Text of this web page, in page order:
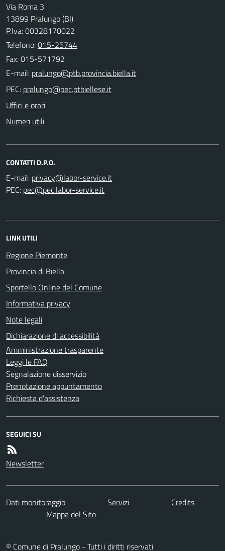
Via Roma 3
13899 Pralungo (BI)
P.Iva: 00328170022
Telefono:015-25744
Fax: 015-571792
E-mail:
PEC:
Uffici e orari
Numeri utili
CONTATTI D.P.O.
E-mail:
PEC:
LINK UTILI
Regione Piemonte
Provincia di Biella
Sportello Online del Comune
Informativa privacy
Note legali
Dichiarazione di accessibilità
Amministrazione trasparente
Leggi le FAQ
Segnalazione disservizio
Prenotazione appuntamento
Richiesta d'assistenza
SEGUICI SU
Newsletter
Dati monitoraggio Servizi
Credits
Mappa del Sito
© Comune di Pralungo - Tutti i diritti riservati